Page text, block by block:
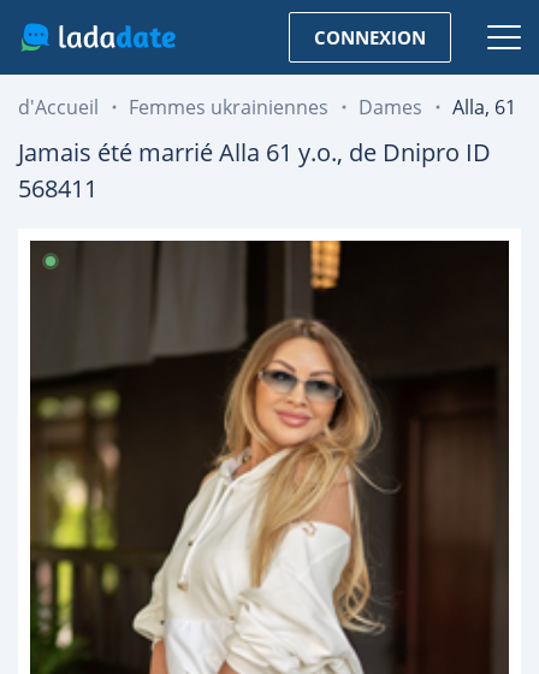
CONNEXION
d'Accueil Femmes ukrainiennes Dames Alla, 61
Jamais été marriéAlla 61 y.o., de Dnipro ID
568411